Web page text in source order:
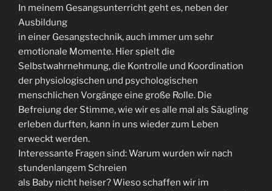
In meinem Gesangsunterricht geht es, neben der
Ausbildung
in einer Gesangstechnik, auch immer um sehr
emotionale Momente. Hier spielt die
Selbstwahrnehmung, die Kontrolle und Koordination
der physiologischen und psychologischen
menschlichen Vorgänge eine große Rolle. Die
Befreiung der Stimme, wie wir es alle mal als Säugling
erleben durften, kann in uns wieder zum Leben
erweckt werden.
Interessante Fragen sind: Warum wurden wir nach
stundenlangem Schreien
als Baby nicht heiser? Wieso schaffen wir im